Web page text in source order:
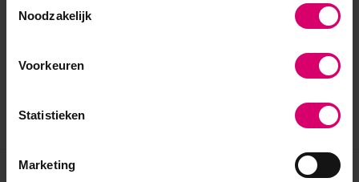
Noodzakelijk
Voorkeuren
Statistieken
Marketing